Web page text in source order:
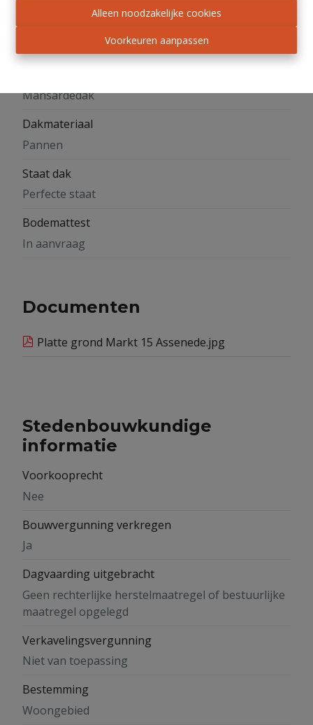
Alleen noodzakelijke cookies
Voorkeuren aanpassen
Mansardedak
Dakmateriaal
Pannen
Staat dak
Perfecte staat
Bodemattest
In aanvraag
Documenten
Platte grond Markt 15 Assenede.jpg
Stedenbouwkundige
informatie
Voorkooprecht
Nee
Bouwvergunning verkregen
Ja
Dagvaarding uitgebracht
Geen rechterlijke herstelmaatregel of bestuurlijke
maatregel opgelegd
Verkavelingsvergunning
Niet van toepassing
Bestemming
Woongebied